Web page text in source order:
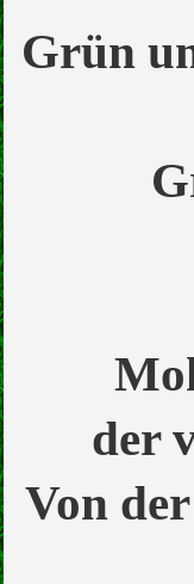
Grün
der
Von